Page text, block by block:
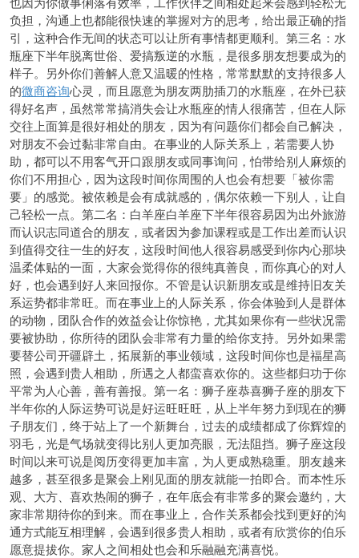
负担，沟通上也都能很快速的掌握对方的思考，给出最正确的指
引，这种合作无间的状态可以让所有事情都更顺利。第三名：水
瓶座下半年脱离世俗、爱搞叛逆的水瓶，是很多朋友想要成为的
样子。另外你们善解人意又温暖的性格，常常默默的支持很多人
的微商咨询心灵，而且愿意为朋友两肋插刀的水瓶座，在外已获
得好名声，虽然常常搞消失会让水瓶座的情人很痛苦，但在人际
交往上面算是很好相处的朋友，因为有问题你们都会自己解决，
对朋友不会过黏非常自由。在事业的人际关系上，若需要人协
助，都可以不用客气开口跟朋友或同事询问，怕带给别人麻烦的
你们不用担心，因为这段时间你周围的人也会有想要「被你需
要」的感觉。被依赖是会有成就感的，偶尔依赖一下别人，让自
己轻松一点。第二名：白羊座白羊座下半年很容易因为出外旅游
而认识志同道合的朋友，或者因为参加课程或是工作出差而认识
到值得交往一生的好友，这段时间他人很容易感受到你内心那块
温柔体贴的一面，大家会觉得你的很纯真善良，而你真心的对人
好，也会遇到好人来回报你。不管是认识新朋友或是维持旧友关
系运势都非常旺。而在事业上的人际关系，你会体验到人是群体
的动物，团队合作的效益会让你惊艳，尤其如果你有一些状况需
要被协助，你所待的团队会非常有力量的给你支持。另外如果需
要替公司开疆辟土，拓展新的事业领域，这段时间你也是福星高
照，会遇到贵人相助，所遇之人都蛮喜欢你的。这些都归功于你
平常为人心善，善有善报。第一名：狮子座恭喜狮子座的朋友下
半年你的人际运势可说是好运旺旺旺，从上半年努力到现在的狮
子朋友们，终于站上了一个新舞台，过去的成绩都成了你辉煌的
羽毛，光是气场就变得比别人更加亮眼，无法阻挡。狮子座这段
时间以来可说是阅历变得更加丰富，为人更成熟稳重。朋友越来
越多，甚至很多是聚会上刚见面的朋友就能一拍即合。而本性乐
观、大方、喜欢热闹的狮子，在年底会有非常多的聚会邀约，大
家非常期待你的到来。而在事业上，合作关系都会找到更好的沟
通方式能互相理解，会遇到很多贵人相助，或者有欣赏你的伯乐
愿意提拔你。家人之间相处也会和乐融融充满喜悦。